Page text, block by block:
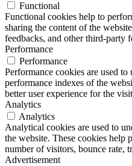
Functional
Functional cookies help to
sharing the content of the
feedbacks, and other third-party
Performance
Performance
Performance cookies are used
performance indexes of the
better user experience for the
Analytics
Analytics
Analytical cookies are used to
the website. These cookies help
number of visitors, bounce rate,
Advertisement